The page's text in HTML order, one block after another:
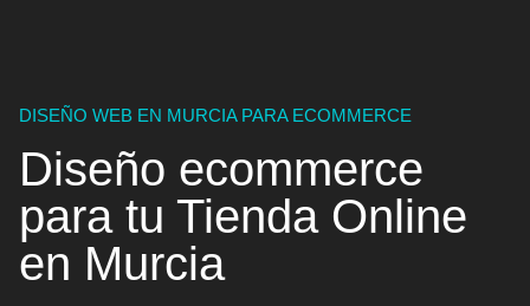
DISEÑO WEB EN MURCIA PARA ECOMMERCE
Diseño ecommerce
para tu Tienda Online
en Murcia